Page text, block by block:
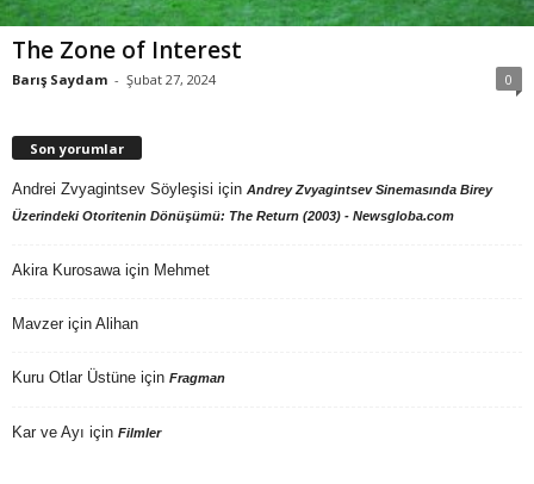
The Zone of Interest
Barış Saydam - Şubat 27, 2024 0
Son yorumlar
Andrei Zvyagintsev Söyleşisi için Andrey Zvyagintsev Sinemasında Birey
Üzerindeki Otoritenin Dönüşümü: The Return (2003) - Newsgloba.com
Akira Kurosawa için Mehmet
Mavzer için Alihan
Kuru Otlar Üstüne için Fragman
Kar ve Ayı için Filmler